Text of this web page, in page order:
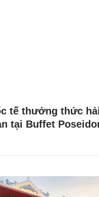
tế thưởng thức
tại Buffet